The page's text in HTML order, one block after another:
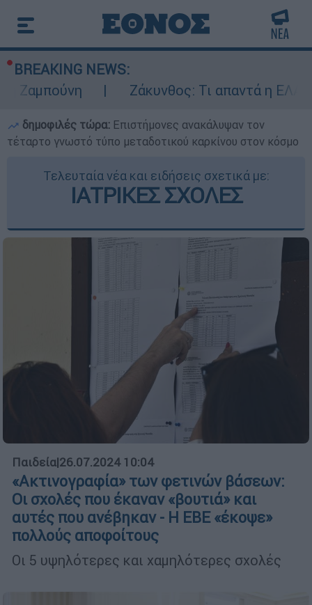
BREAKING NEWS:
Ζάκυνθος: Τι απαντά η ΕΛΑΣ για
δημοφιλές τώρα: Επιστήμονες ανακάλυψαν τον
τέταρτο γνωστό τύπο μεταδοτικού καρκίνου στον κόσμο
Τελευταία νέα και ειδήσεις σχετικά με:
ΙΑΤΡΙΚΕΣ ΣΧΟΛΕΣ
Παιδεία|26.07.2024 10:04
«Ακτινογραφία» των φετινών βάσεων:
Οι σχολές που έκαναν «βουτιά» και
αυτές που ανέβηκαν - Η ΕΒΕ «έκοψε»
πολλούς αποφοίτους
Οι 5 υψηλότερες και χαμηλότερες σχολές